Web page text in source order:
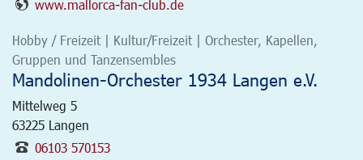
www.mallorca-fan-club.de
Hobby / Freizeit | Kultur/Freizeit | Orchester, Kapellen,
Gruppen und Tanzensembles
Mandolinen-Orchester 1934 Langen e.V.
Mittelweg 5
63225 Langen
06103 570153